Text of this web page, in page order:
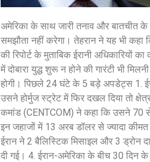
अमेरिका के साथ जारी तनाव और बातचीत के
समझौता नहीं करेगा। तेहरान ने यह भी कहा
की रिपोर्ट के मुताबिक ईरानी अधिकारियों
में दोबारा युद्ध शुरू न होने की गारंटी भी
होगी। पिछले 24 घंटे के 5 बड़े अपडेट्स 1.
उसने होर्मुज स्ट्रेट में फिर दखल दिया तो
कमांड (CENTCOM) ने कहा कि उसने 70 से
इन जहाजों में 13 अरब डॉलर से ज्यादा
ईरान ने 2 बैलिस्टिक मिसाइल और 3 ड्रोन
दी गई। 4. ईरान-अमेरिका के बीच 30 दिन के